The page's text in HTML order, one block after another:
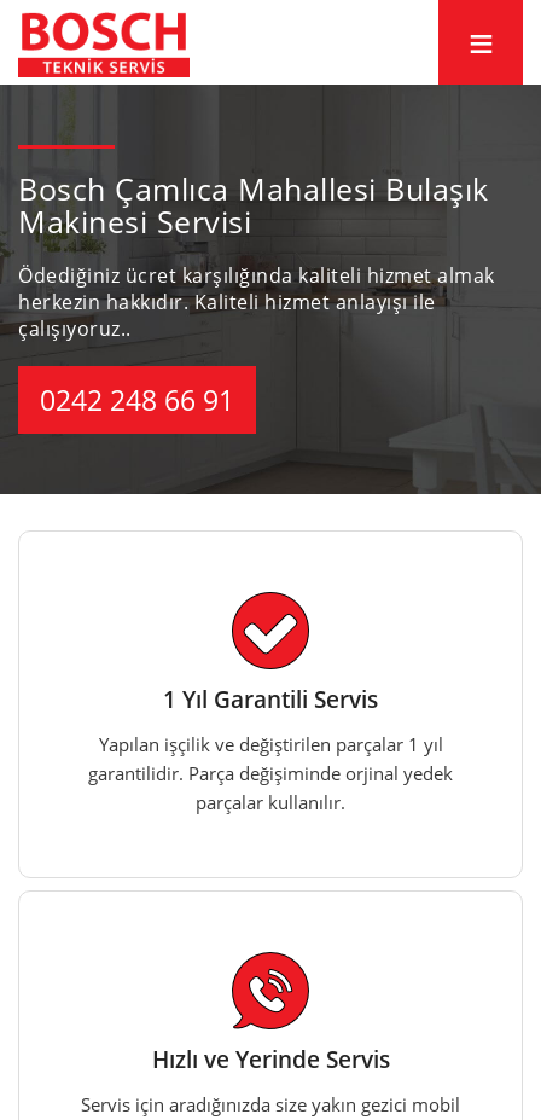
Bosch Çamlıca Mahallesi Bulaşık
Makinesi Servisi
Ödediğiniz ücret karşılığında kaliteli hizmet almak
herkezin hakkıdır.Kaliteli hizmet anlayışı ile
çalışıyoruz..
0242 248 66 91
1 Yıl Garantili Servis
Yapılan işçilik ve değiştirilen parçalar 1 yıl
garantilidir. Parça değişiminde orjinal yedek
parçalar kullanılır.
Hızlı ve Yerinde Servis
Servis için aradığınızda size yakın gezici mobil